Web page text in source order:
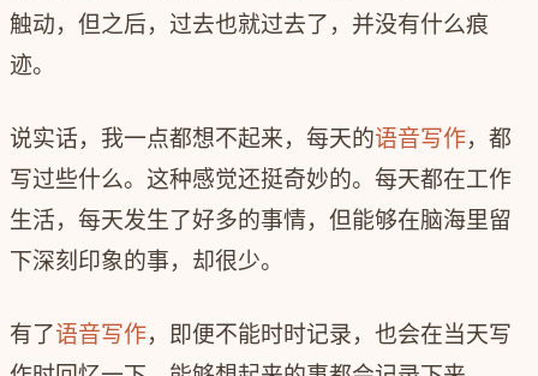
触动，但之后，过去也就过去了，并没有什么痕
迹。
说实话，我一点都想不起来，每天的语音写作，都
写过些什么。这种感觉还挺奇妙的。每天都在工作
生活，每天发生了好多的事情，但能够在脑海里留
下深刻印象的事，却很少。
有了语音写作，即便不能时时记录，也会在当天写